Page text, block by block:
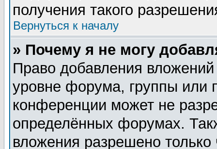
получения такого
Вернуться к началу
» Почему я не могу
Право добавления
уровне форума, группы или
конференции может не
определённых форумах.
вложения разрешено